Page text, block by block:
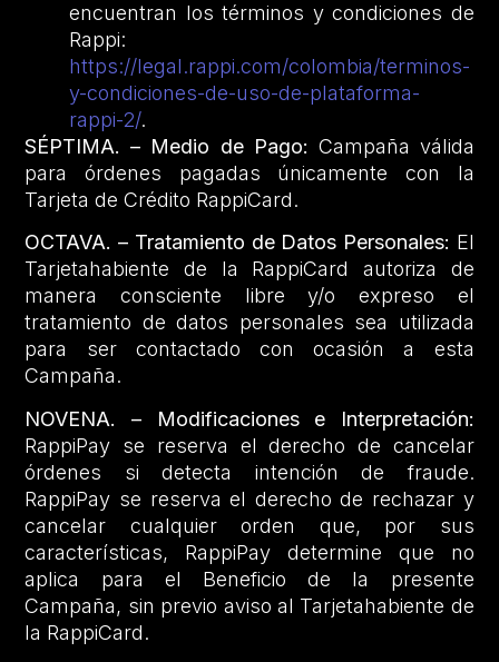
encuentran los términos y condiciones de
Rappi:
https://legal.rappi.com/colombia/terminos-
y-condiciones-de-uso-de-plataforma-
rappi-2/.
SÉPTIMA. – Medio de Pago: Campaña válida
para órdenes pagadas únicamente con la
Tarjeta de Crédito RappiCard.
OCTAVA. – Tratamiento de Datos Personales: El
Tarjetahabiente de la RappiCard autoriza de
manera consciente libre y/o expreso el
tratamiento de datos personales sea utilizada
para ser contactado con ocasión a esta
Campaña.
NOVENA. – Modificaciones e Interpretación:
RappiPay se reserva el derecho de cancelar
órdenes si detecta intención de fraude.
RappiPay se reserva el derecho de rechazar y
cancelar cualquier orden que, por sus
características, RappiPay determine que no
aplica para el Beneficio de la presente
Campaña, sin previo aviso al Tarjetahabiente de
la RappiCard.